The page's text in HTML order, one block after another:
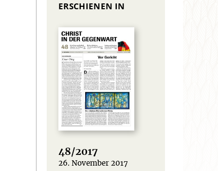
ERSCHIENEN IN
48/2017
:
26. November 2017